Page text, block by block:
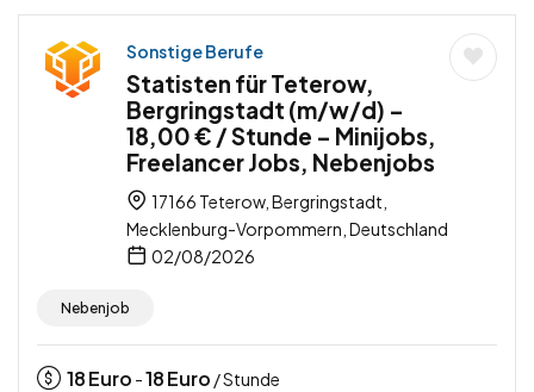
Sonstige Berufe
Statisten für Teterow,
Bergringstadt (m/w/d) –
18,00 € / Stunde – Minijobs,
Freelancer Jobs, Nebenjobs
17166 Teterow, Bergringstadt,
Mecklenburg-Vorpommern, Deutschland
02/08/2026
Nebenjob
18Euro -18Euro / Stunde